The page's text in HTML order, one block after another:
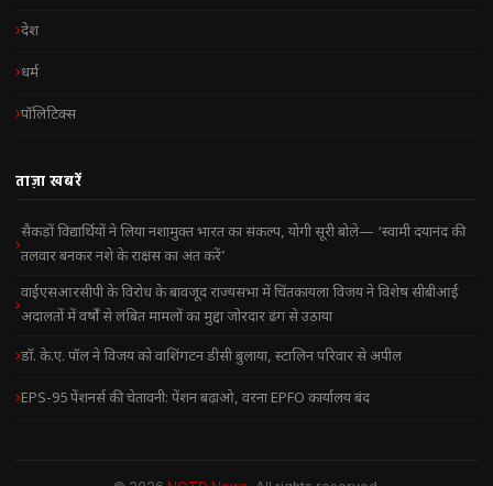
देश
धर्म
पॉलिटिक्स
ताज़ा खबरें
सैकड़ों विद्यार्थियों ने लिया नशामुक्त भारत का संकल्प, योगी सूरी बोले— ‘स्वामी दयानंद की
तलवार बनकर नशे के राक्षस का अंत करें’
वाईएसआरसीपी के विरोध के बावजूद राज्यसभा में चिंतकायला विजय ने विशेष सीबीआई
अदालतों में वर्षों से लंबित मामलों का मुद्दा जोरदार ढंग से उठाया
डॉ. के.ए. पॉल ने विजय को वाशिंगटन डीसी बुलाया, स्टालिन परिवार से अपील
EPS-95 पेंशनर्स की चेतावनी: पेंशन बढ़ाओ, वरना EPFO कार्यालय बंद